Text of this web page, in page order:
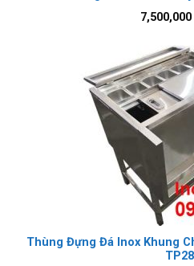
7,500,000
Thùng Đựng Đá Inox Khung
TP28